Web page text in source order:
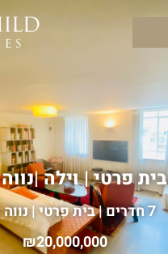
בית פרטי | וילה|
7 חדרים | בית פרטי | נווה צדק
20,000,000